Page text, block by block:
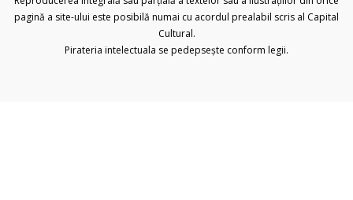
pagină a site-ului este posibilă numai cu acordul prealabil scris al Capital
Cultural.
Pirateria intelectuala se pedepsește conform legii.